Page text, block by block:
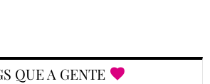
QUE A GENTE